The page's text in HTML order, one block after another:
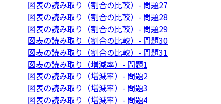
図表の読み取り（割合の比較）- 問題27
図表の読み取り（割合の比較）- 問題28
図表の読み取り（割合の比較）- 問題29
図表の読み取り（割合の比較）- 問題30
図表の読み取り（割合の比較）- 問題31
図表の読み取り（増減率）- 問題1
図表の読み取り（増減率）- 問題2
図表の読み取り（増減率）- 問題3
図表の読み取り（増減率）- 問題4